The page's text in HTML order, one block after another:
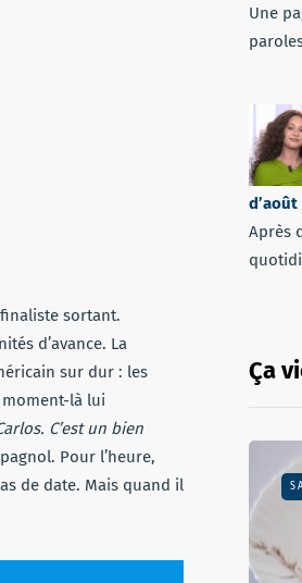
sortant.
d’avance. La
sur dur : les
moment-là lui
C’est un bien
Pour l’heure,
de date. Mais quand il
Une
Après
Ça